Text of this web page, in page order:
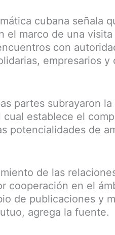
cubana señala
marco de una visita
con
empresarios y
partes subrayaron
establece el
potencialidades de
de las
cooperación en el
de publicaciones y
agrega la fuente.